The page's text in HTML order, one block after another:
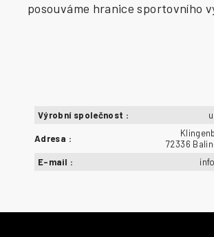
posouváme hranice sportovního
Výrobní společnost :
Adresa :
72336
E-mail :